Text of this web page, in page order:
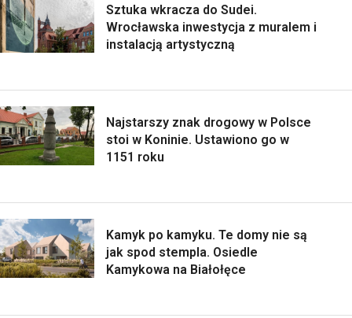
Sztuka wkracza do Sudei.
Wrocławska inwestycja z muralem i
instalacją artystyczną
Najstarszy znak drogowy w Polsce
stoi w Koninie. Ustawiono go w
1151 roku
Kamyk po kamyku. Te domy nie są
jak spod stempla. Osiedle
Kamykowa na Białołęce